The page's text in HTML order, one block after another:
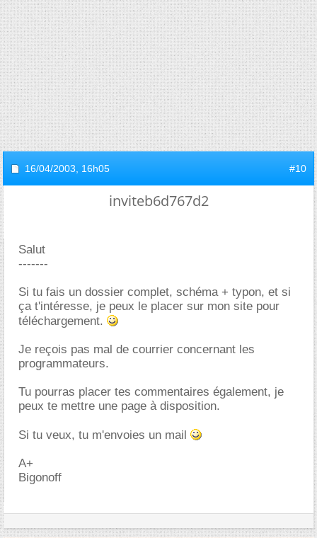
16/04/2003, 16h05 #10
inviteb6d767d2
Salut
-------
Si tu fais un dossier complet, schéma + typon, et si
ça t'intéresse, je peux le placer sur mon site pour
téléchargement.
Je reçois pas mal de courrier concernant les
programmateurs.
Tu pourras placer tes commentaires également, je
peux te mettre une page à disposition.
Si tu veux, tu m'envoies un mail
A+
Bigonoff